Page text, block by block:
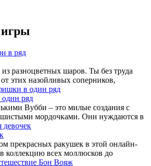
разноцветных шаров. Ты без труда
этих назойливых соперников,
ряд
Вубби – это милые создания с
мордочками. Они нуждаются в
прекрасных ракушек в этой онлайн-
коллекцию всех моллюсков до